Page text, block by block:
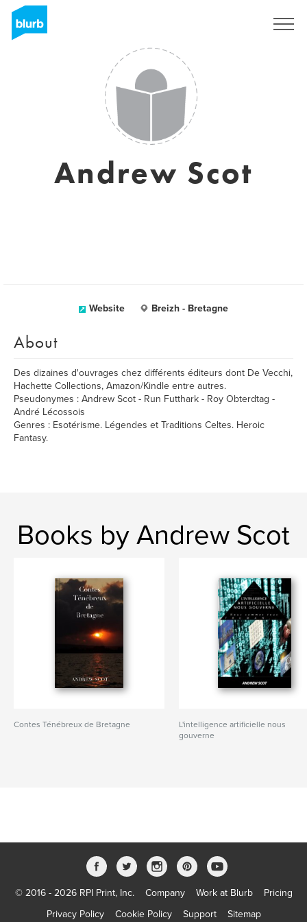
Andrew Scot
Website Breizh - Bretagne
About
Des dizaines d'ouvrages chez différents éditeurs dont De Vecchi,
Hachette Collections, Amazon/Kindle entre autres.
Pseudonymes : Andrew Scot - Run Futthark - Roy Obterdtag -
André Lécossois
Genres : Esotérisme. Légendes et Traditions Celtes. Heroic
Fantasy.
Books by Andrew Scot
Contes Ténébreux de Bretagne
L'intelligence artificielle nous
gouverne
© 2016 - 2026 RPI Print, Inc. Company Work at Blurb
Pricing
Privacy Policy
Cookie Policy Support Sitemap